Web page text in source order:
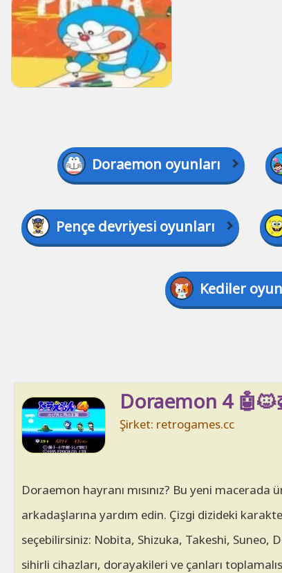
Doraemon oyunları
Pençe devriyesi oyunları
Kediler
Doraemon 4
Şirket: retrogames.cc
Doraemon hayranı mısınız? Bu yeni macerada
arkadaşlarına yardım edin. Çizgi dizideki
seçebilirsiniz: Nobita, Shizuka, Takeshi,
sihirli cihazları, dorayakileri ve çanları